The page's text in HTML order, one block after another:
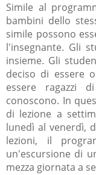
Simile al
bambini dello
simile possono
l'insegnante. Gli
insieme. Gli
deciso di essere
essere ragazzi
conoscono. In
di lezione a
lunedì al venerdì,
lezioni, il
un'escursione di
mezza giornata a